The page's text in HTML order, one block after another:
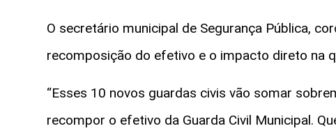
O secretário municipal de Segurança Pública,
recomposição do efetivo e o impacto direto na
“Esses 10 novos guardas civis vão somar
recompor o efetivo da Guarda Civil Municipal.